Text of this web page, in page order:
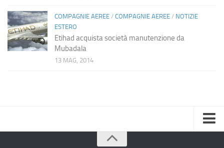
COMPAGNIE AEREE / COMPAGNIE AEREE / NOTIZIE
ESTERO
Etihad acquista società manutenzione da
Mubadala
13 MAG, 2014